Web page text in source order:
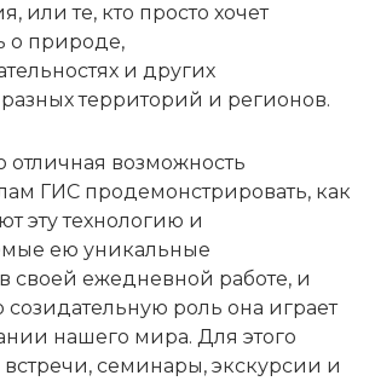
или те, кто просто хочет
о природе,
и других
территорий и регионов.
отличная возможность
ГИС продемонстрировать, как
эту технологию и
ею уникальные
своей ежедневной работе, и
роль она играет
нашего мира. Для этого
встречи, семинары, экскурсии и